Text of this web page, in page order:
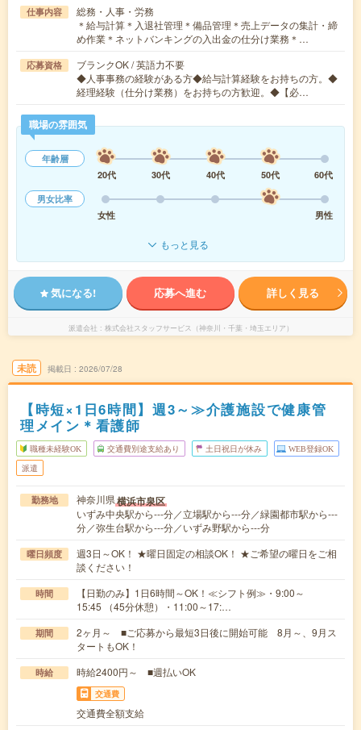
仕事内容
総務・人事・労務
＊給与計算＊入退社管理＊備品管理＊売上データの集計・締
め作業＊ネットバンキングの入出金の仕分け業務＊…
応募資格
ブランクOK / 英語力不要
◆人事事務の経験がある方◆給与計算経験をお持ちの方。◆
経理経験（仕分け業務）をお持ちの方歓迎。◆【必…
職場の雰囲気
年齢層
20代
30代 40代 50代
60代
男女比率
女性
男性
もっと見る
気になる! 応募へ進む 詳しく見る
派遣会社 株式会社スタッフサービス（神奈川・千葉・埼玉エリア）
未読 掲載日 2026/07/28
【時短×1日6時間】週3～≫介護施設で健康管
理メイン＊看護師
職種未経験OK 交通費別途支給あり 土日祝日が休み WEB登録OK
派遣
勤務地 神奈川県横浜市泉区
いずみ中央駅から---分／立場駅から---分／緑園都市駅から---
分／弥生台駅から---分／いずみ野駅から---分
曜日頻度
週3日～OK！ ★曜日固定の相談OK！ ★ご希望の曜日をご相
談ください！
時間
【日勤のみ】1日6時間～OK！≪シフト例≫・9:00～
15:45 （45分休憩）・11:00～17:…
期間
2ヶ月～ ■ご応募から最短3日後に開始可能 8月～、9月ス
タートもOK！
時給 時給2400円～ ■週払いOK
交通費
交通費全額支給